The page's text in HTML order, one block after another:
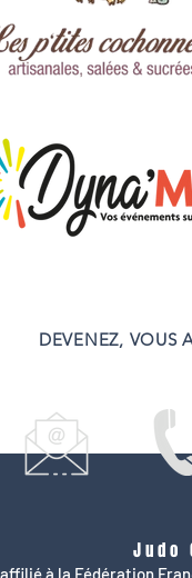
DEVENEZ, VOUS
Judo
à la Fédération